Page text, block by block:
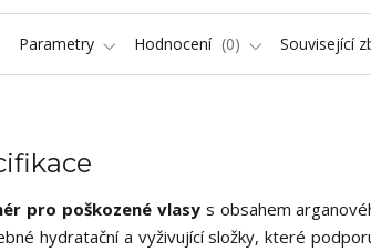
Parametry Hodnocení 0 Související
pro poškozené vlasys obsahem
hydratační a vyživující složky, které